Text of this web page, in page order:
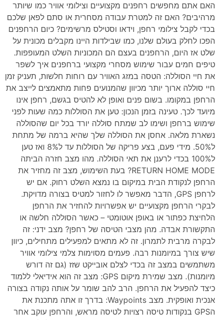
האם אתם מחפשים רחפנים מקצועיים וצילומי אוויר כמו שיותר
מרהיבים? האם זה למטרת עבודה מסחרית או סתם לפאן שלכם
בכדי לקבל צילומי רחפן, וידאו וסטילס מרשימים? כיום הרחפנים
הפכו לחלק בעולם שלנו, כמו שבילדות היינו מקבלים מכונית על
שלט אז היום, הרחפנים בעצם הם המכוניות השלט המעופפות.
טיפים חמים עבור שימוש מסחרי מקצועי ברחפנים איך לשפר
את חיי הסוללה: הטסה במזג האוויר עם רוחות חלשות, תעניק זמן
חיי סוללה ארוך יותר מכיוון שהמנועים פחות מתאמצים לייצב את
הרחפן במקומו. בשום פנים ואופן לא להטיס בגשם, רחפן אינו
מיועד לכך. טעינה בזמן הנכון: טען את הסוללות כמה שעות לפני
שימוש ברחפן ושימו לב שמתח סוללה יורד בכל יום שהסוללה
נשארת מלאה. אחסן את הסוללה שלך שהיא ברמה של מתחת
ל50%. מידי פעם, בצע פריקה של הסוללות עד ל8% ואז טען
ל100% בכדי לרענן את תאי הסוללה. מהו מצב חזרה הביתה
RETURN HOME MODE? בעת השימוש, מצב זה מחזיר את
הרחפן לנקודת הבית במיקום בו נמצא השלט רחוק. אם יש
לרחפן GPS, הדבר מאפשר לו לחזור למטיס בצורה מדויקת.
לבקרי הרחפן מקצועיים יש אפשרויות להחזיר את הרחפן
הלחיצת כפתור או באופן אוטומטי – כאשר הסוללה חלשה או
התקשורת אבדה. מהן מצבי הטיסה של רחפן? מצב ידני: זה
לבקרה מרבית לתמרון. זה לא מתאים למפעילים מתחילים, כיוון
שיש צורך במיומנות רבה. פעמים מסוימות צלמי צילומי אוויר
משתמשים במצב זה בכדי לצלם אובייקט שזז (גם זה דורש
מיומנות). מצב שמירת מיקום GPS: מצב זה הוא אידיאלי ללמוד
כיצד להפעיל את הרחפן. הרב להב שומר על אותה נקודה בצורה
אנכית ואופקית. מצב Waypoints: בדרך זו אתה מתכנת את
הGPS בנקודות טיסה רצויות לטיסה מראש, והרחפן עוקב אחר